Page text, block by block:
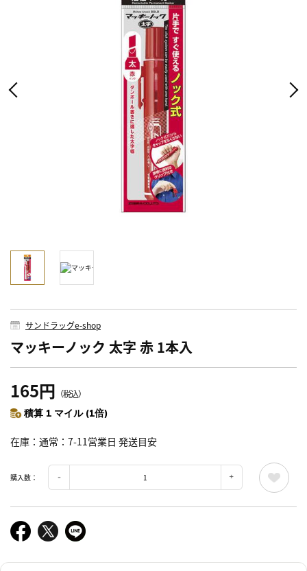
サンドラッグe-shop
マッキーノック 太字 赤 1本入
165円 （税込）
積算 1 マイル (1倍)
在庫 通常：7-11営業日 発送目安
購入数：